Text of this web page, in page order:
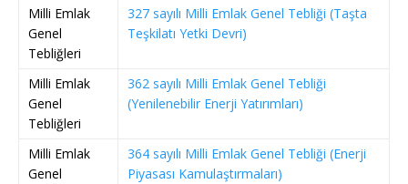
Milli Emlak
Genel
Tebliğleri
327 sayılı Milli Emlak Genel Tebliği (Taşta
Teşkilatı Yetki Devri)
Milli Emlak
Genel
Tebliğleri
362 sayılı Milli Emlak Genel Tebliği
(Yenilenebilir Enerji Yatırımları)
Milli Emlak
Genel
364 sayılı Milli Emlak Genel Tebliği (Enerji
Piyasası Kamulaştırmaları)